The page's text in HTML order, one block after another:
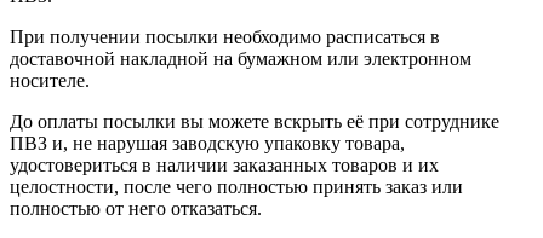
При получении посылки необходимо расписаться в
доставочной накладной на бумажном или электронном
носителе.
До оплаты посылки вы можете вскрыть её при сотруднике
ПВЗ и, не нарушая заводскую упаковку товара,
удостовериться в наличии заказанных товаров и их
целостности, после чего полностью принять заказ или
полностью от него отказаться.